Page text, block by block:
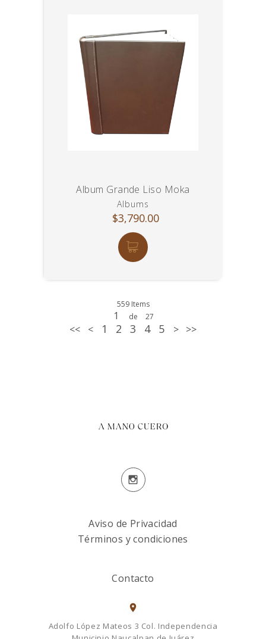
Album Grande Liso Moka
Albums
$3,790.00
559 Items
1 de 27
<< < 1 2 3 4 5 > >>
Aviso de Privacidad
Términos y condiciones
Contacto
Adolfo López Mateos 3 Col. Independencia